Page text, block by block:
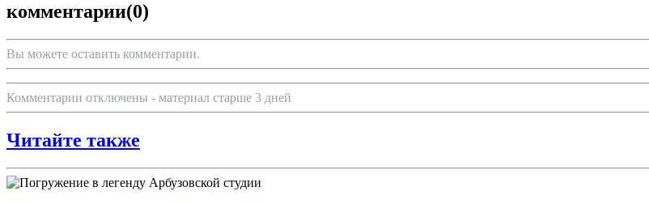
комментарии(0)
Вы можете оставить комментарии.
Комментарии отключены - материал старше 3 дней
Читайте также